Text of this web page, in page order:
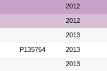
2012
2012
2013
P135764 2013
2013